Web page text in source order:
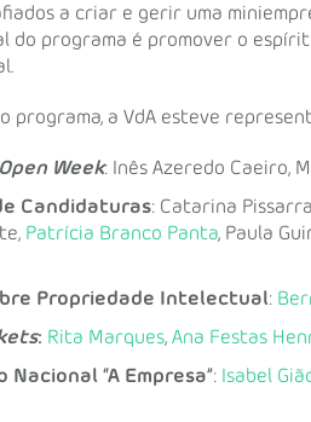
a criar e gerir uma
do programa é promover o
programa, a VdA esteve
Week: Inês Azeredo Caeiro,
Candidaturas: Catarina
Patrícia Branco Panta, Paula
Propriedade Intelectual:
: Rita Marques, Ana Festas
Nacional “A Empresa”: Isabel